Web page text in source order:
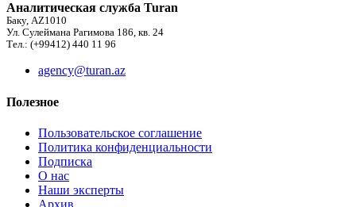
Аналитическая служба Turan
Баку, AZ1010
Ул. Сулеймана Рагимова 186, кв. 24
Тел.: (+99412) 440 11 96
agency@turan.az
Полезное
Пользовательское соглашение
Политика конфиденциальности
Подписка
О нас
Наши эксперты
Архив